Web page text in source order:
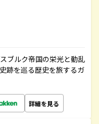
ブルク帝国の栄光と動乱
跡を巡る歴史を旅するガ
詳細を見る